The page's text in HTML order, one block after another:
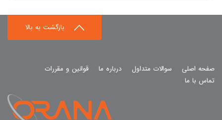
بازگشت به بالا
صفحه اصلی سوالات متداول درباره ما
قوانین و مقررات
تماس با ما